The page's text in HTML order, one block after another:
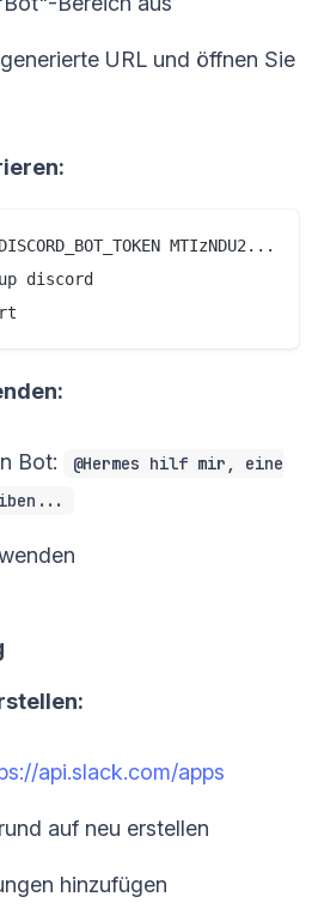
URL und öffnen Sie
MTIzNDU2...
discord
Bot:
@Hermes hilf mir, eine
api.slack.com/apps
auf neu erstellen
hinzufügen